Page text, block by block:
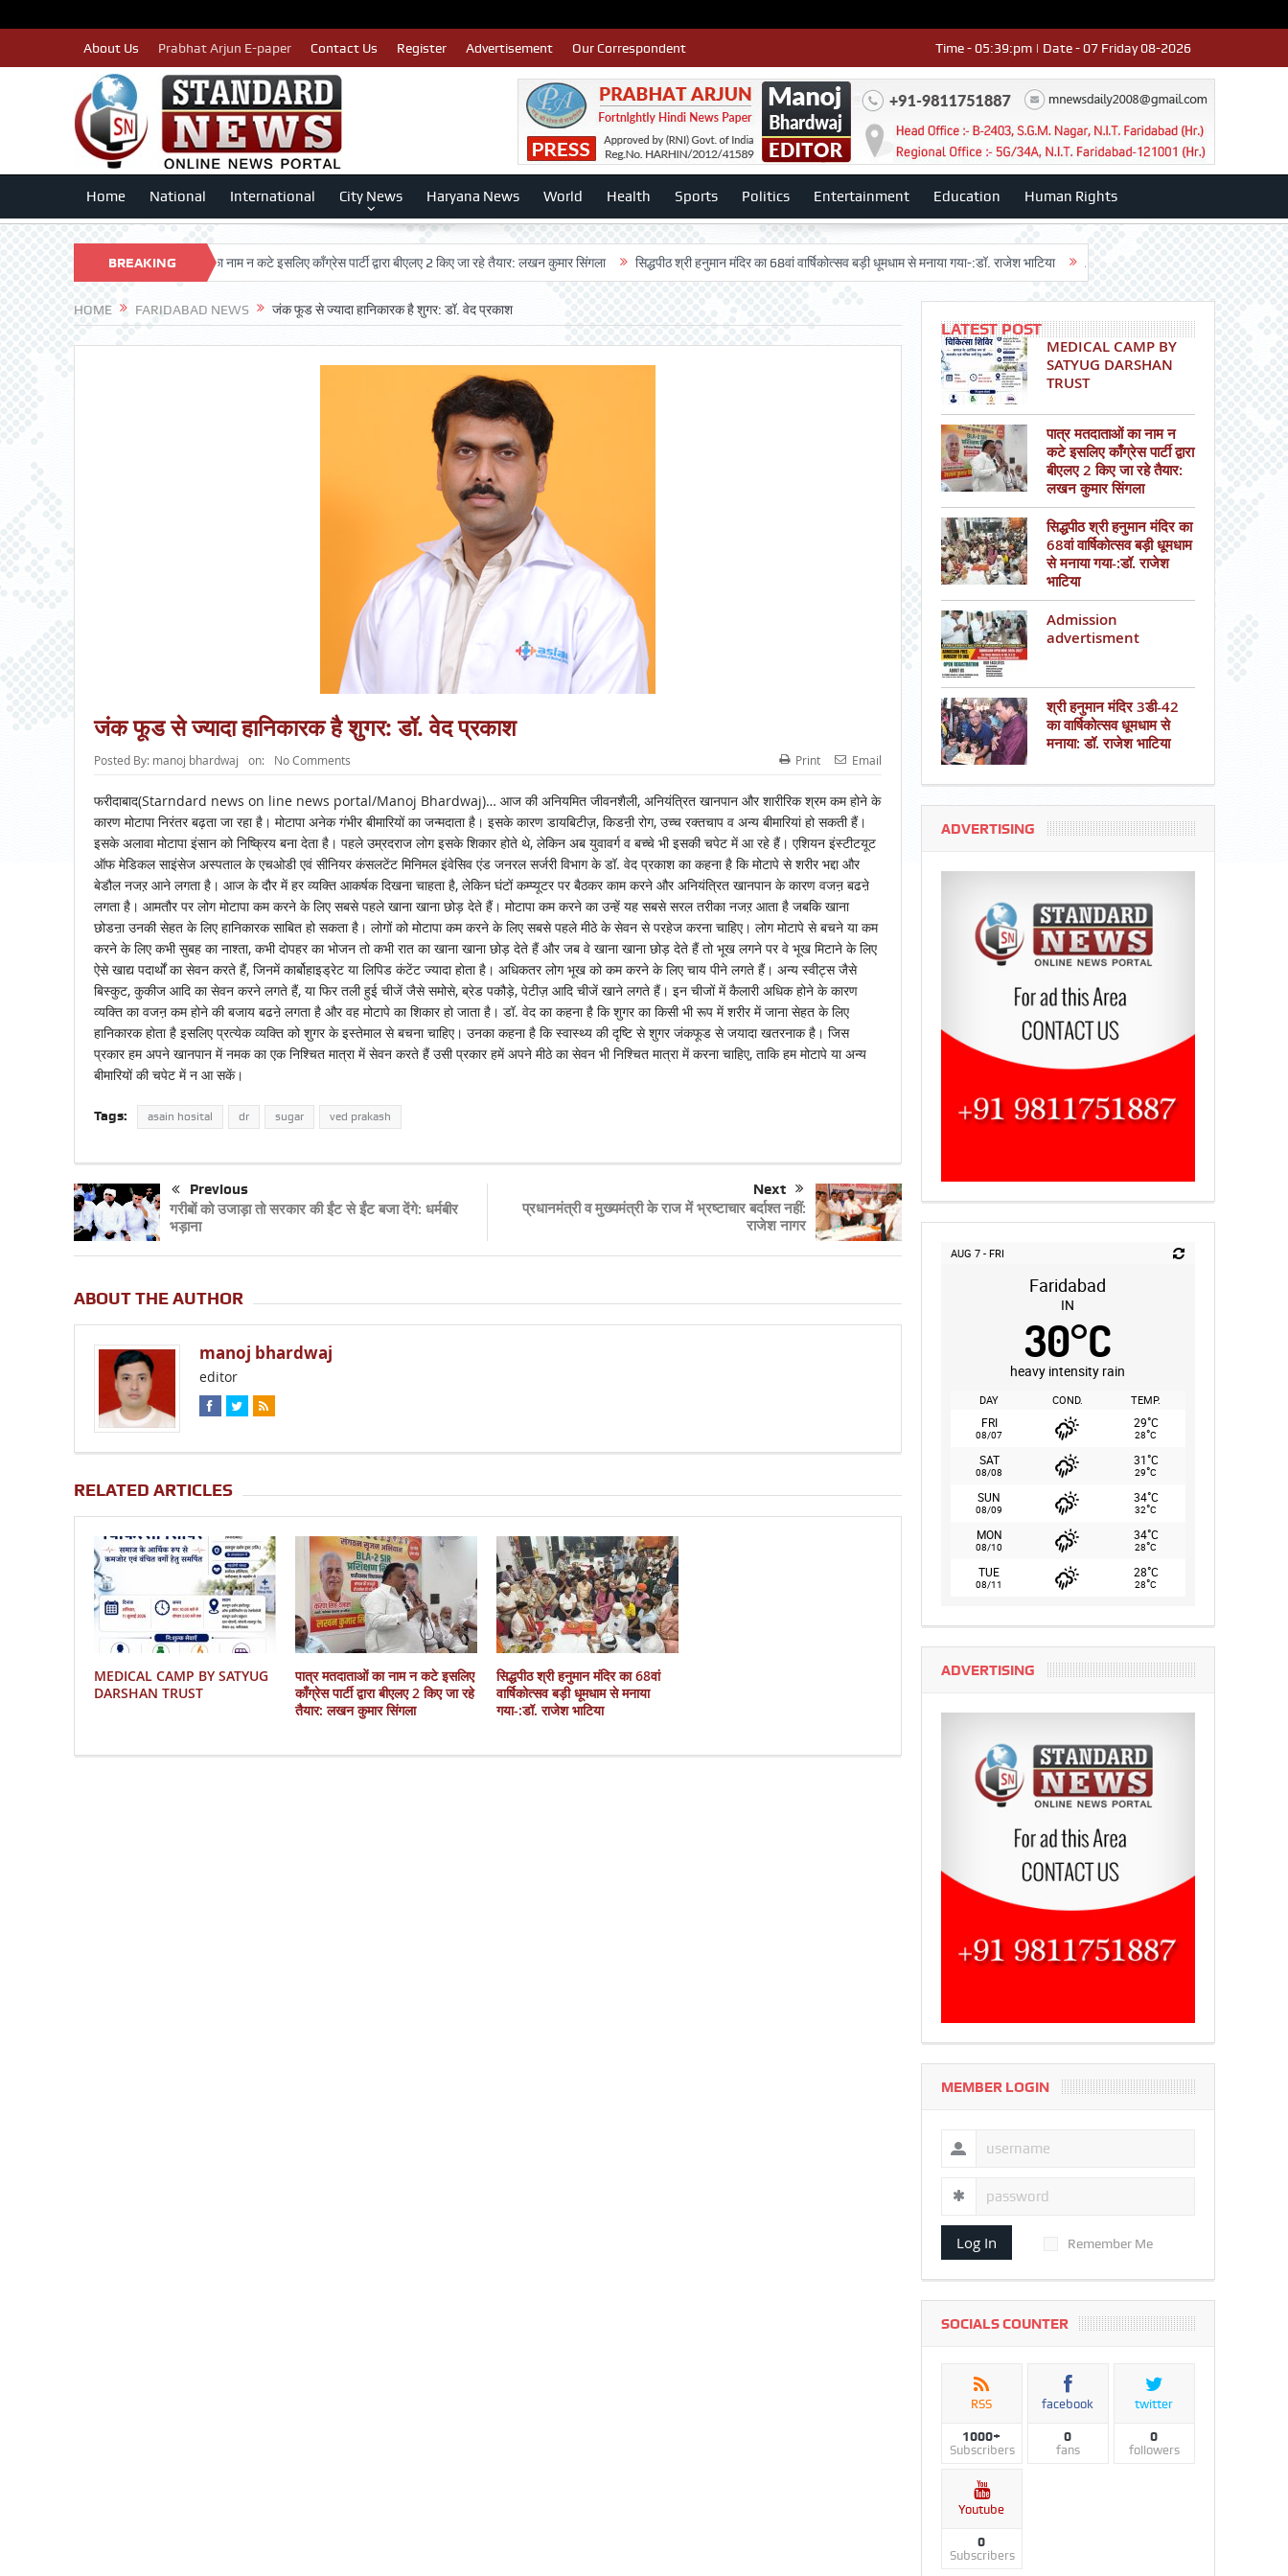
About Us Prabhat Arjun E-paper Contact Us Register Advertisement Our Correspondent Time - 05:39:pm | Date - 07 Friday 08-2026
Home National International City News Haryana News World Health Sports Politics Entertainment Education Human Rights
BREAKING
NEWS
TRUST पात्र मतदाताओं का नाम न कटे इसलिए काँग्रेस पार्टी द्वारा बीएलए 2 किए जा रहे तैयार: लखन कुमार सिंगला सिद्धपीठ श्री हनुमान मंदिर का 68वां वार्षिकोत्सव बड़ी धूमधाम से मनाया गया-:डॉ. राजेश भाटिया Admission advertisment श्री हनुमान
HOME FARIDABAD NEWS जंक फूड से ज्यादा हानिकारक है शुगर: डॉ. वेद प्रकाश
जंक फूड से ज्यादा हानिकारक है शुगर: डॉ. वेद प्रकाश
Posted By: manoj bhardwaj on: No Comments Print Email
फरीदाबाद(Starndard news on line news portal/Manoj Bhardwaj)… आज की अनियमित जीवनशैली, अनियंत्रित खानपान और शारीरिक श्रम कम होने के
कारण मोटापा निरंतर बढ़ता जा रहा है। मोटापा अनेक गंभीर बीमारियों का जन्मदाता है। इसके कारण डायबिटीज़, किडऩी रोग, उच्च रक्तचाप व अन्य बीमारियां हो सकती हैं।
इसके अलावा मोटापा इंसान को निष्क्रिय बना देता है। पहले उम्रदराज लोग इसके शिकार होते थे, लेकिन अब युवावर्ग व बच्चे भी इसकी चपेट में आ रहे हैं। एशियन इंस्टीटयूट
ऑफ मेडिकल साइंसेज अस्पताल के एचओडी एवं सीनियर कंसलटेंट मिनिमल इंवेसिव एंड जनरल सर्जरी विभाग के डॉ. वेद प्रकाश का कहना है कि मोटापे से शरीर भद्दा और
बेडौल नजऱ आने लगता है। आज के दौर में हर व्यक्ति आकर्षक दिखना चाहता है, लेकिन घंटों कम्प्यूटर पर बैठकर काम करने और अनियंत्रित खानपान के कारण वजऩ बढऩे
लगता है। आमतौर पर लोग मोटापा कम करने के लिए सबसे पहले खाना खाना छोड़ देते हैं। मोटापा कम करने का उन्हें यह सबसे सरल तरीका नजऱ आता है जबकि खाना
छोडऩा उनकी सेहत के लिए हानिकारक साबित हो सकता है। लोगों को मोटापा कम करने के लिए सबसे पहले मीठे के सेवन से परहेज करना चाहिए। लोग मोटापे से बचने या कम
करने के लिए कभी सुबह का नाश्ता, कभी दोपहर का भोजन तो कभी रात का खाना खाना छोड़ देते हैं और जब वे खाना खाना छोड़ देते हैं तो भूख लगने पर वे भूख मिटाने के लिए
ऐसे खाद्य पदार्थों का सेवन करते हैं, जिनमें कार्बोहाइड्रेट या लिपिड कंटेंट ज्यादा होता है। अधिकतर लोग भूख को कम करने के लिए चाय पीने लगते हैं। अन्य स्वीट्स जैसे
बिस्कुट, कुकीज आदि का सेवन करने लगते हैं, या फिर तली हुई चीजें जैसे समोसे, ब्रेड पकौड़े, पेटीज़ आदि चीजें खाने लगते हैं। इन चीजों में कैलारी अधिक होने के कारण
व्यक्ति का वजऩ कम होने की बजाय बढऩे लगता है और वह मोटापे का शिकार हो जाता है। डॉ. वेद का कहना है कि शुगर का किसी भी रूप में शरीर में जाना सेहत के लिए
हानिकारक होता है इसलिए प्रत्येक व्यक्ति को शुगर के इस्तेमाल से बचना चाहिए। उनका कहना है कि स्वास्थ्य की दृष्टि से शुगर जंकफूड से जयादा खतरनाक है। जिस
प्रकार हम अपने खानपान में नमक का एक निश्चित मात्रा में सेवन करते हैं उसी प्रकार हमें अपने मीठे का सेवन भी निश्चित मात्रा में करना चाहिए, ताकि हम मोटापे या अन्य
बीमारियों की चपेट में न आ सकें।
Tags: asain hosital dr sugar ved prakash
Previous
गरीबों को उजाड़ा तो सरकार की ईंट से ईंट बजा देंगे: धर्मबीर
भड़ाना
Next
प्रधानमंत्री व मुख्यमंत्री के राज में भ्रष्टाचार बर्दाश्त नहीं:
राजेश नागर
ABOUT THE AUTHOR
manoj bhardwaj
editor
RELATED ARTICLES
MEDICAL CAMP BY SATYUG
DARSHAN TRUST
पात्र मतदाताओं का नाम न कटे इसलिए
काँग्रेस पार्टी द्वारा बीएलए 2 किए जा रहे
तैयार: लखन कुमार सिंगला
सिद्धपीठ श्री हनुमान मंदिर का 68वां
वार्षिकोत्सव बड़ी धूमधाम से मनाया
गया-:डॉ. राजेश भाटिया
LATEST POST
MEDICAL CAMP BY
SATYUG DARSHAN
TRUST
पात्र मतदाताओं का नाम न
कटे इसलिए काँग्रेस पार्टी द्वारा
बीएलए 2 किए जा रहे तैयार:
लखन कुमार सिंगला
सिद्धपीठ श्री हनुमान मंदिर का
68वां वार्षिकोत्सव बड़ी धूमधाम
से मनाया गया-:डॉ. राजेश
भाटिया
Admission
advertisment
श्री हनुमान मंदिर 3डी-42
का वार्षिकोत्सव धूमधाम से
मनाया: डॉ. राजेश भाटिया
ADVERTISING
AUG 7 - FRI
Faridabad
IN
30°C
heavy intensity rain
DAY COND. TEMP.
FRI
08/07
29°C
28°C
SAT
08/08
31°C
29°C
SUN
08/09
34°C
32°C
MON
08/10
34°C
28°C
TUE
08/11
28°C
28°C
ADVERTISING
MEMBER LOGIN
Log In Remember Me
SOCIALS COUNTER
RSS
1000+
Subscribers
facebook
0
fans
twitter
0
followers
Youtube
0
Subscribers